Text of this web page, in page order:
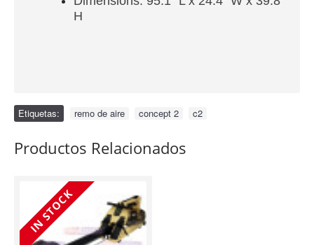
H
Etiquetas: remo de aire concept 2 c2
Productos Relacionados
IN STOCK